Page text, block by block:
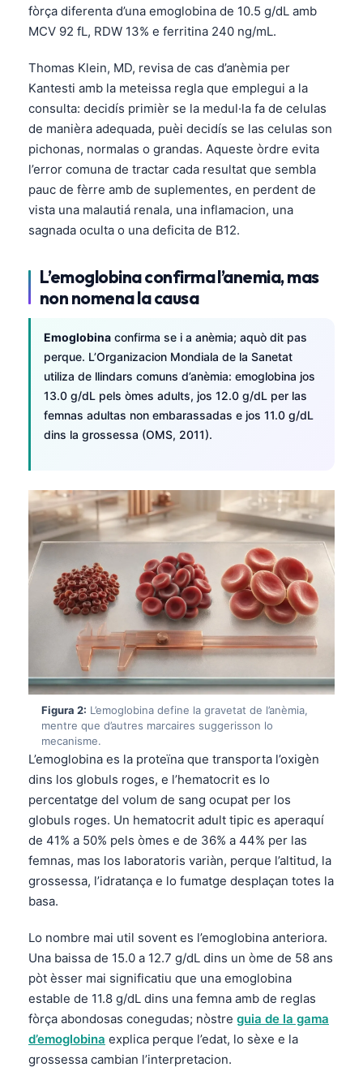
fòrça diferenta d’una emoglobina de 10.5 g/dL amb
MCV 92 fL, RDW 13% e ferritina 240 ng/mL.
Thomas Klein, MD, revisa de cas d’anèmia per
Kantesti amb la meteissa regla que emplegui a la
consulta: decidís primièr se la medul·la fa de celulas
de manièra adequada, puèi decidís se las celulas son
pichonas, normalas o grandas. Aqueste òrdre evita
l’error comuna de tractar cada resultat que sembla
pauc de fèrre amb de suplementes, en perdent de
vista una malautiá renala, una inflamacion, una
sagnada oculta o una deficita de B12.
L’emoglobina confirma l’anemia, mas
non nomena la causa
Emoglobina confirma se i a anèmia; aquò dit pas
perque. L’Organizacion Mondiala de la Sanetat
utiliza de llindars comuns d’anèmia: emoglobina jos
13.0 g/dL pels òmes adults, jos 12.0 g/dL per las
femnas adultas non embarassadas e jos 11.0 g/dL
dins la grossessa (OMS, 2011).
Figura 2: L’emoglobina define la gravetat de l’anèmia,
mentre que d’autres marcaires suggerisson lo
mecanisme.
L’emoglobina es la proteïna que transporta l’oxigèn
dins los globuls roges, e l’hematocrit es lo
percentatge del volum de sang ocupat per los
globuls roges. Un hematocrit adult tipic es aperaquí
de 41% a 50% pels òmes e de 36% a 44% per las
femnas, mas los laboratoris variàn, perque l’altitud, la
grossessa, l’idratança e lo fumatge desplaçan totes la
basa.
Lo nombre mai util sovent es l’emoglobina anteriora.
Una baissa de 15.0 a 12.7 g/dL dins un òme de 58 ans
pòt èsser mai significatiu que una emoglobina
estable de 11.8 g/dL dins una femna amb de reglas
fòrça abondosas conegudas; nòstre guia de la gama
d’emoglobina explica perque l’edat, lo sèxe e la
grossessa cambian l’interpretacion.